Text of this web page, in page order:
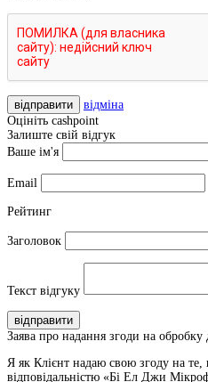
відправити
відміна
Оцініть cashpoint
Залиште свій відгук
Ваше ім'я
Email
Рейтинг
Заголовок
Текст відгуку
відправити
Заява про надання згоди на обробку
Я як Клієнт надаю свою згоду на
відповідальністю «Бі Ел Джи